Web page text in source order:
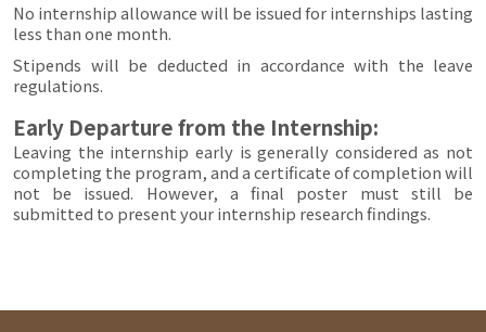
No internship allowance will be issued for internships lasting
less than one month.
Stipends will be deducted in accordance with the leave
regulations.
Early Departure from the Internship:
Leaving the internship early is generally considered as not
completing the program, and a certificate of completion will
not be issued. However, a final poster must still be
submitted to present your internship research findings.